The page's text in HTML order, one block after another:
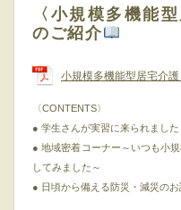
〈小規模多機能
のご紹介
小規模多機能型居宅
〈CONTENTS〉
● 学生さんが実習に来られました
● 地域密着コーナー～いつも小
してみました～
● 日頃から備える防災・減災のお